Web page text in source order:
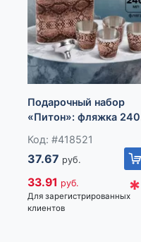
Подарочный набор
«Питон»: фляжка 240
Код: #418521
37.67 руб.
33.91 руб.
Для зарегистрированных
клиентов
*